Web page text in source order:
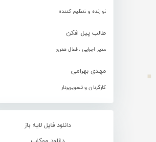
نوازنده و تنظیم کننده
طالب پیل افکن
مدیر اجرایی ، فعال هنری
مهدی بهرامی
کارگردان و تصویربردار
دانلود فایل لایه باز